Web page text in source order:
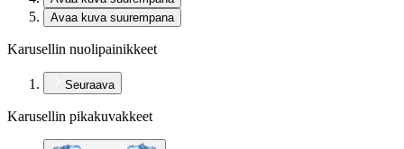
Avaa kuva suurempana
Karusellin nuolipainikkeet
Seuraava
Karusellin pikakuvakkeet